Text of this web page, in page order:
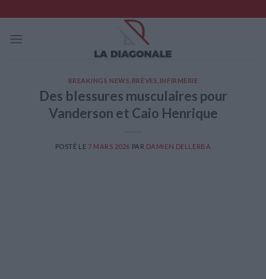
to
content
BREAKINGS NEWS BRÈVES INFIRMERIE
Des blessures musculaires pour
Vanderson et Caio Henrique
POSTÉ LE 7 MARS 2026 PAR DAMIEN DELLERBA